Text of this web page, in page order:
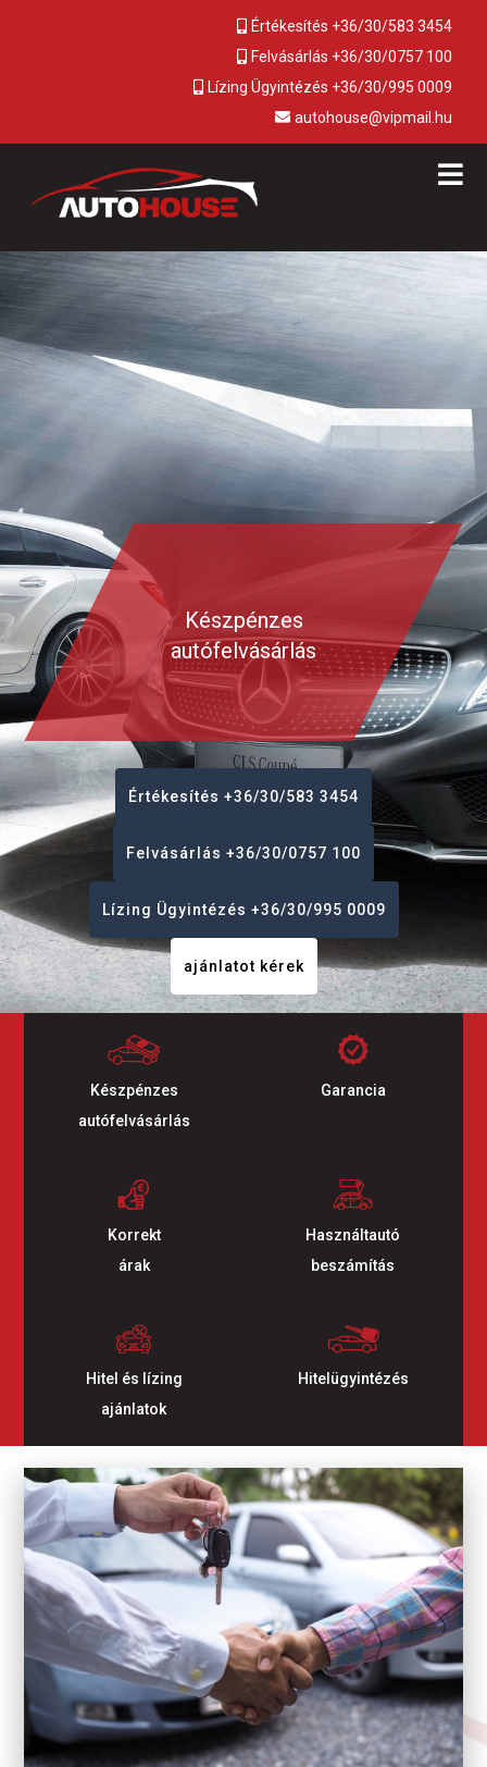
Értékesítés +36/30/583 3454
Felvásárlás +36/30/0757 100
Lízing Ügyintézés +36/30/995 0009
autohouse@vipmail.hu
Készpénzes
autófelvásárlás
Értékesítés +36/30/583 3454
Felvásárlás +36/30/0757 100
Lízing Ügyintézés +36/30/995 0009
ajánlatot kérek
Készpénzes
autófelvásárlás
Garancia
Korrekt
árak
Használtautó
beszámítás
Hitel és lízing
ajánlatok
Hitelügyintézés